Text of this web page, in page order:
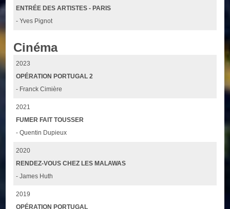
ENTRÉE DES ARTISTES - PARIS
- Yves Pignot
Cinéma
2023
OPÉRATION PORTUGAL 2
- Franck Cimière
2021
FUMER FAIT TOUSSER
- Quentin Dupieux
2020
RENDEZ-VOUS CHEZ LES MALAWAS
- James Huth
2019
OPÉRATION PORTUGAL